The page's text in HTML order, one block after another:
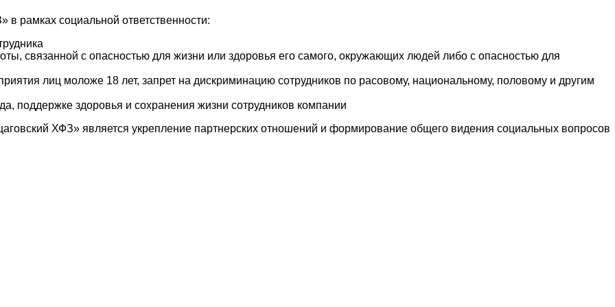
социальной ответственности:
связанной с опасностью для жизни или здоровья его самого, окружающих людей либо с опасностью для
лиц моложе 18 лет, запрет на дискриминацию сотрудников по расовому, национальному, половому и другим
поддержке здоровья и сохранения жизни сотрудников компании
ХФЗ» является укрепление партнерских отношений и формирование общего видения социальных вопросов